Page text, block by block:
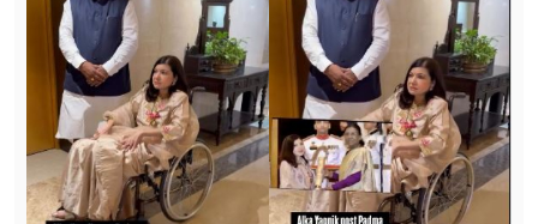
ब्‍यूटी
जॉब्स
शिक्षा
अन्य खबरें